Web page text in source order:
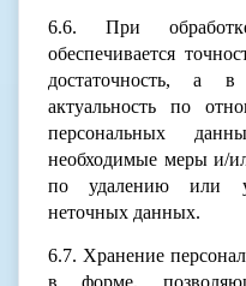
6.6. При
обеспечивается
достаточность, а
актуальность по
персональных
необходимые меры и/
по удалению или
неточных данных.
6.7. Хранение
в форме,